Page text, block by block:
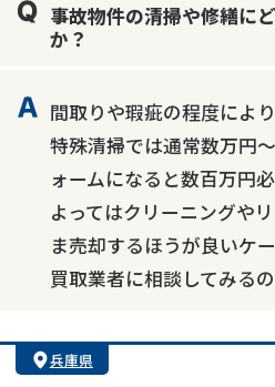
事故物件の清掃や修繕に
か？
間取りや瑕疵の程度によ
特殊清掃では通常数万円
ォームになると数百万円
よってはクリーニングや
ま売却するほうが良いケ
買取業者に相談してみる
兵庫県